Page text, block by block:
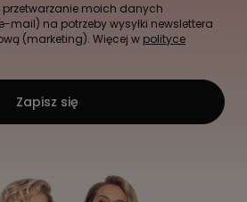
moich danych
mail) na potrzeby wysyłki newslettera
(marketing). Więcej w polityce
Zapisz się